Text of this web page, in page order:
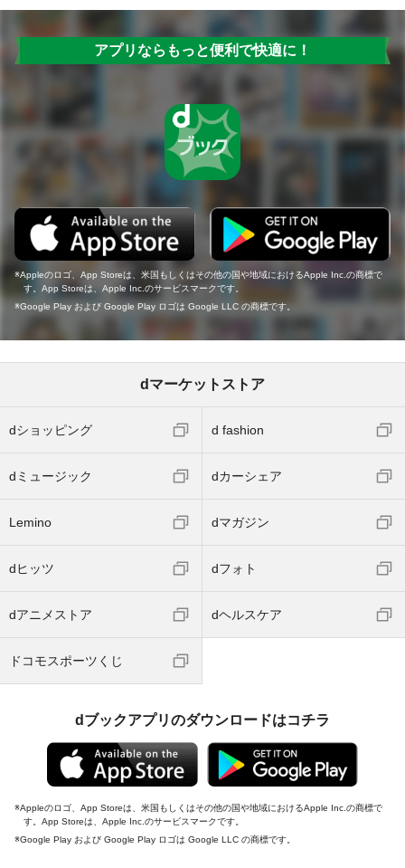
アプリならもっと便利で快適に！
Appleのロゴ、App Storeは、米国もしくはその他の国や地域におけるApple Inc.の商標で
す。App Storeは、Apple Inc.のサービスマークです。
Google Play および Google Play ロゴは Google LLC の商標です。
dマーケットストア
dショッピング d fashion
dミュージック dカーシェア
Lemino dマガジン
dヒッツ dフォト
dアニメストア dヘルスケア
ドコモスポーツくじ
dブックアプリのダウンロードはコチラ
Appleのロゴ、App Storeは、米国もしくはその他の国や地域におけるApple Inc.の商標で
す。App Storeは、Apple Inc.のサービスマークです。
Google Play および Google Play ロゴは Google LLC の商標です。